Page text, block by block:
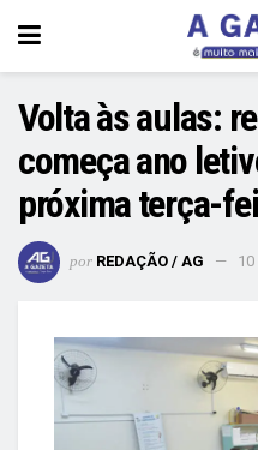
Volta às aulas:
começa ano
próxima terça-
por REDAÇÃO / AG